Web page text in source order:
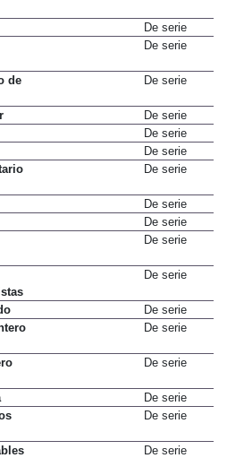
De serie
De serie
de
De serie
De serie
De serie
De serie
De serie
De serie
De serie
De serie
De serie
De serie
De serie
De serie
De serie
De serie
De serie